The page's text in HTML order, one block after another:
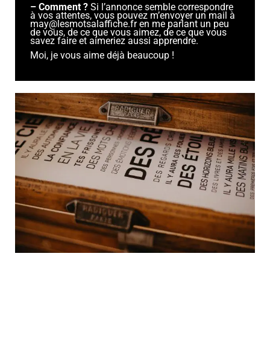
– Comment ? Si l’annonce semble correspondre
à vos attentes, vous pouvez m’envoyer un mail à
may@lesmotsalaffiche.fr en me parlant un peu
de vous, de ce que vous aimez, de ce que vous
savez faire et aimeriez aussi apprendre.
Moi, je vous aime déjà beaucoup !